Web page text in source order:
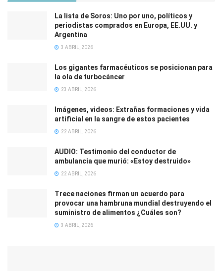
La lista de Soros: Uno por uno, políticos y
periodistas comprados en Europa, EE.UU. y
Argentina
3 ABRIL, 2026
Los gigantes farmacéuticos se posicionan para
la ola de turbocáncer
23 ABRIL, 2026
Imágenes, videos: Extrañas formaciones y vida
artificial en la sangre de estos pacientes
22 ABRIL, 2026
AUDIO: Testimonio del conductor de
ambulancia que murió: «Estoy destruido»
22 ABRIL, 2026
Trece naciones firman un acuerdo para
provocar una hambruna mundial destruyendo el
suministro de alimentos ¿Cuáles son?
3 ABRIL, 2026